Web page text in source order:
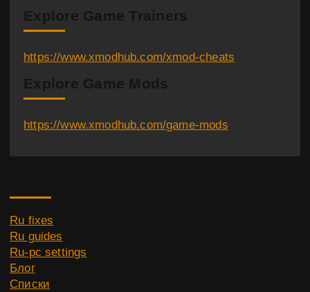
Explore Game Trainers
https://www.xmodhub.com/xmod-cheats
Explore Game Mods
https://www.xmodhub.com/game-mods
Ru fixes
Ru guides
Ru-pc settings
Блог
Списки